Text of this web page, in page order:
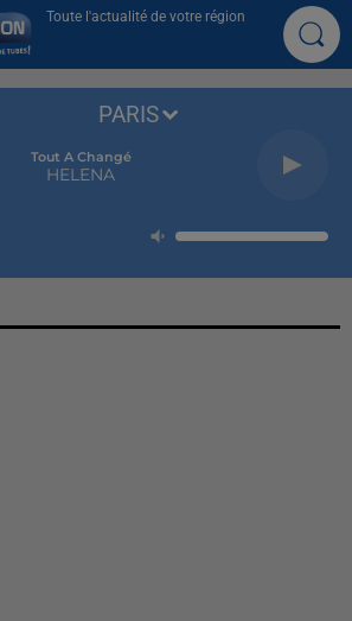
Toute l'actualité de votre région
Tout A Changé
HELENA
PARIS